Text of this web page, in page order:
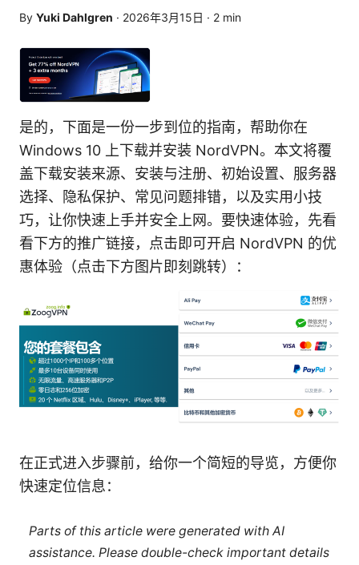
By Yuki Dahlgren · 2026年3月15日 · 2 min
是的，下面是一份一步到位的指南，帮助你在
Windows 10 上下载并安装 NordVPN。本文将覆
盖下载安装来源、安装与注册、初始设置、服务器
选择、隐私保护、常见问题排错，以及实用小技
巧，让你快速上手并安全上网。要快速体验，先看
看下方的推广链接，点击即可开启 NordVPN 的优
惠体验（点击下方图片即刻跳转）：
在正式进入步骤前，给你一个简短的导览，方便你
快速定位信息：
Parts of this article were generated with AI
assistance. Please double-check important details